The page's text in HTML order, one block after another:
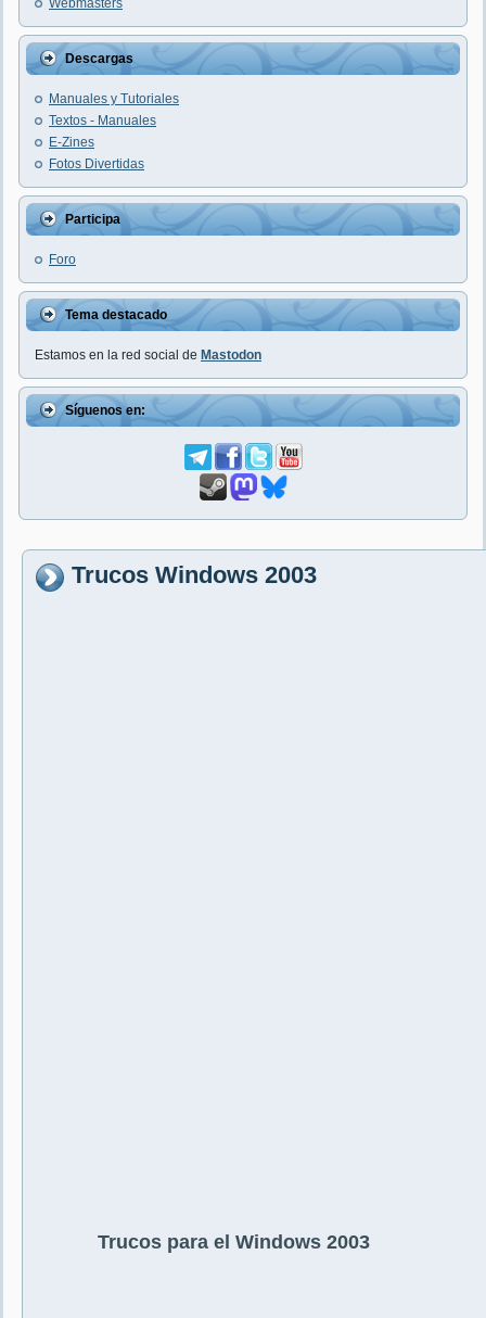
Webmasters
Descargas
Manuales y Tutoriales
Textos - Manuales
E-Zines
Fotos Divertidas
Participa
Foro
Tema destacado
Estamos en la red social de Mastodon
Síguenos en:
Trucos Windows 2003
Trucos para el Windows 2003